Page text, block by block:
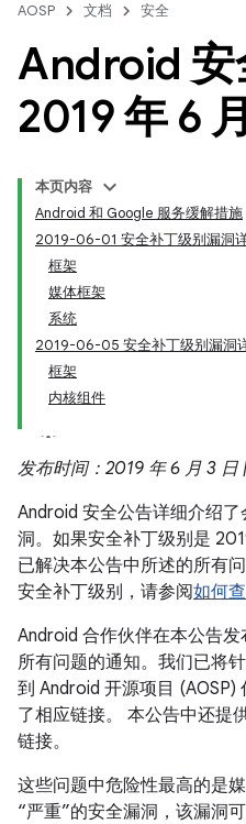
AOSP 文档 安全
Android 安
2019 年 6 月
本页内容
Android 和 Google 服务缓解措施
2019-06-01 安全补丁级别漏洞
框架
媒体框架
系统
2019-06-05 安全补丁级别漏洞
框架
内核组件
发布时间：2019 年 6 月 3
Android 安全公告详细介绍
洞。如果安全补丁级别是
已解决本公告中所述的所有
安全补丁级别，请参阅如何
Android 合作伙伴在本公告
所有问题的通知。我们已将
到 Android 开源项目
了相应链接。 本公告中还提
链接。
这些问题中危险性最高的是
“严重”的安全漏洞，该漏洞